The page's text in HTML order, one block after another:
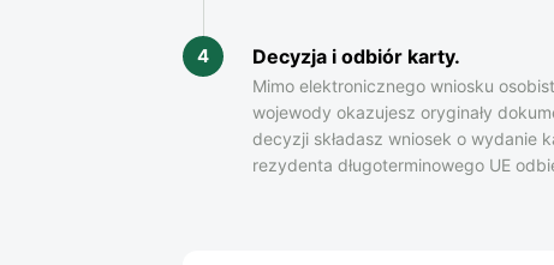
4 Decyzja i odbiór karty.
Mimo elektronicznego wniosku
wojewody okazujesz oryginały
decyzji składasz wniosek o wydanie
rezydenta długoterminowego UE